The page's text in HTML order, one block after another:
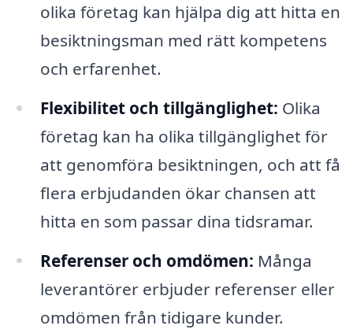
olika företag kan hjälpa dig att hitta en
besiktningsman med rätt kompetens
och erfarenhet.
Flexibilitet och tillgänglighet: Olika
företag kan ha olika tillgänglighet för
att genomföra besiktningen, och att få
flera erbjudanden ökar chansen att
hitta en som passar dina tidsramar.
Referenser och omdömen: Många
leverantörer erbjuder referenser eller
omdömen från tidigare kunder.